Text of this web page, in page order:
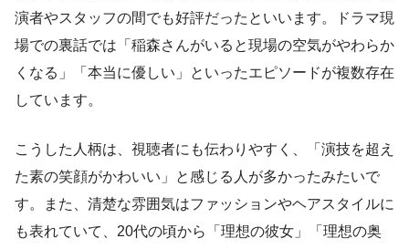
演者やスタッフの間でも好評だったといいます。ドラマ現
場での裏話では「稲森さんがいると現場の空気がやわらか
くなる」「本当に優しい」といったエピソードが複数存在
しています。
こうした人柄は、視聴者にも伝わりやすく、「演技を超え
た素の笑顔がかわいい」と感じる人が多かったみたいで
す。また、清楚な雰囲気はファッションやヘアスタイルに
も表れていて、20代の頃から「理想の彼女」「理想の奥